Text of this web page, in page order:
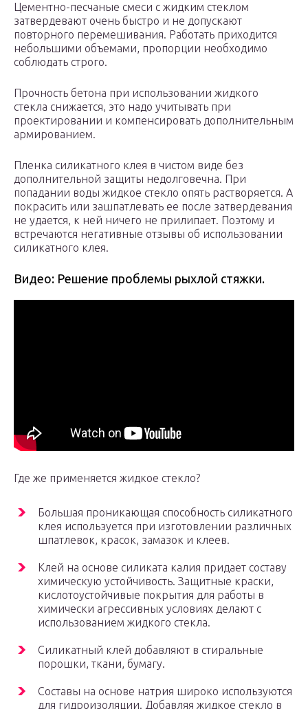
Цементно-песчаные смеси с жидким стеклом
затвердевают очень быстро и не допускают
повторного перемешивания. Работать приходится
небольшими объемами, пропорции необходимо
соблюдать строго.
Прочность бетона при использовании жидкого
стекла снижается, это надо учитывать при
проектировании и компенсировать дополнительным
армированием.
Пленка силикатного клея в чистом виде без
дополнительной защиты недолговечна. При
попадании воды жидкое стекло опять растворяется. А
покрасить или зашпатлевать ее после затвердевания
не удается, к ней ничего не прилипает. Поэтому и
встречаются негативные отзывы об использовании
силикатного клея.
Видео: Решение проблемы рыхлой стяжки.
Где же применяется жидкое стекло?
Большая проникающая способность силикатного
клея используется при изготовлении различных
шпатлевок, красок, замазок и клеев.
Клей на основе силиката калия придает составу
химическую устойчивость. Защитные краски,
кислотоустойчивые покрытия для работы в
химически агрессивных условиях делают с
использованием жидкого стекла.
Силикатный клей добавляют в стиральные
порошки, ткани, бумагу.
Составы на основе натрия широко используются
для гидроизоляции. Добавляя жидкое стекло в